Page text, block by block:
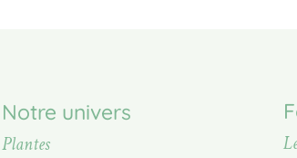
Notre univers
Plantes